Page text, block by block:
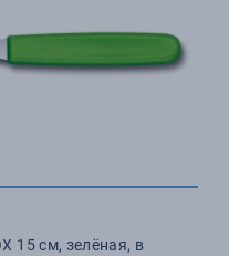
15 см, зелёная, в